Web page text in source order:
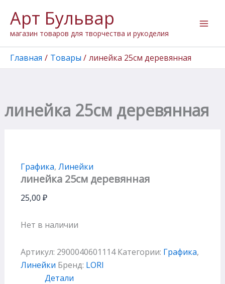
содержимому
Арт Бульвар
магазин товаров для творчества и рукоделия
Главная Товары линейка 25см деревянная
линейка 25см деревянная
Графика, Линейки
линейка 25см деревянная
25,00 ₽
Нет в наличии
Артикул: 2900040601114 Категории: Графика,
Линейки Бренд: LORI
Детали